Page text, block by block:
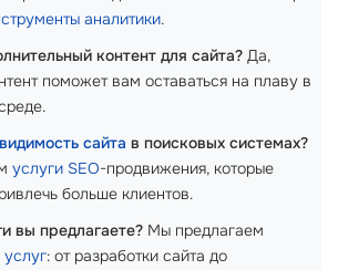
аналитики.
контент для сайта? Да,
поможет вам оставаться на плаву в
видимость сайта в поисковых системах?
услуги SEO-продвижения, которые
больше клиентов.
вы предлагаете? Мы предлагаем
: от разработки сайта до